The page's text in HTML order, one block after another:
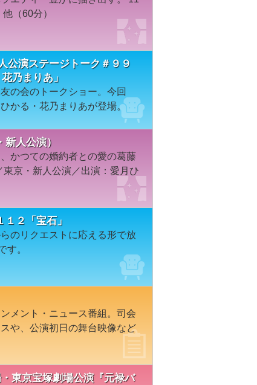
（60分）
公演ステージトーク＃９９
乃まりあ」
の会のトークショー。今回
かる・花乃まりあが登場。
人公演）
かつての婚約者との愛の葛藤
京・新人公演／出演：愛月ひ
２「宝石」
のリクエストに応える形で放
す。
メント・ニュース番組。司会
や、公演初日の舞台映像など
東京宝塚劇場公演『元禄バ